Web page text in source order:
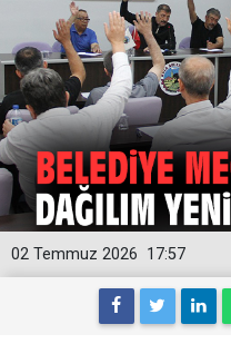
17:57
02 Temmuz 2026